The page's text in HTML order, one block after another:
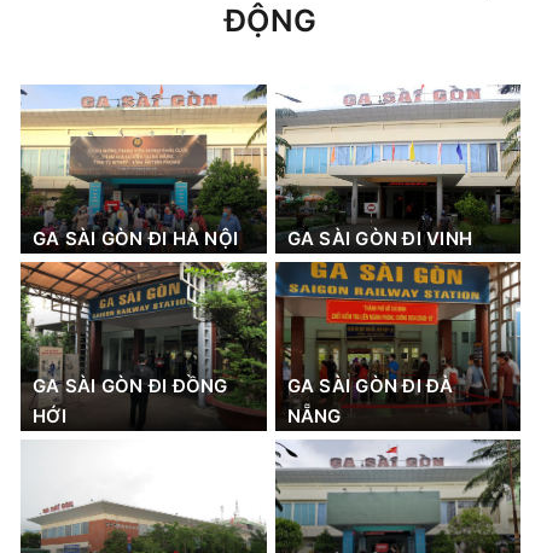
ĐỘNG
GA SÀI GÒN ĐI HÀ NỘI GA SÀI GÒN ĐI VINH
GA SÀI GÒN ĐI ĐỒNG
HỚI
GA SÀI GÒN ĐI ĐÀ
NẴNG